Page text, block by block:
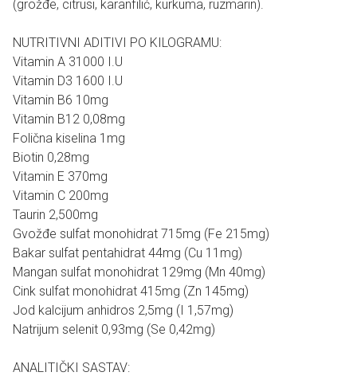
(grožđe, citrusi, karanfilić, kurkuma, ruzmarin).
NUTRITIVNI ADITIVI PO KILOGRAMU:
Vitamin A 31000 I.U
Vitamin D3 1600 I.U
Vitamin B6 10mg
Vitamin B12 0,08mg
Folična kiselina 1mg
Biotin 0,28mg
Vitamin E 370mg
Vitamin C 200mg
Taurin 2,500mg
Gvožđe sulfat monohidrat 715mg (Fe 215mg)
Bakar sulfat pentahidrat 44mg (Cu 11mg)
Mangan sulfat monohidrat 129mg (Mn 40mg)
Cink sulfat monohidrat 415mg (Zn 145mg)
Jod kalcijum anhidros 2,5mg (I 1,57mg)
Natrijum selenit 0,93mg (Se 0,42mg)
ANALITIČKI SASTAV: